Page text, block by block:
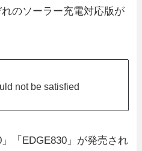
れのソーラー充電対応版が
not be satisfied
「EDGE830」が発売され